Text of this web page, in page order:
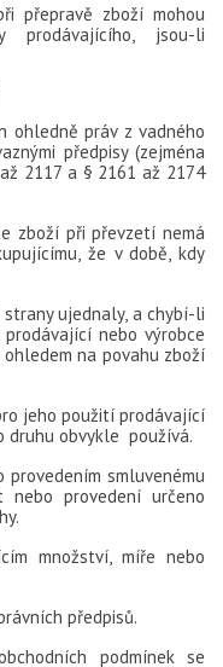
přepravě zboží mohou
prodávajícího, jsou-li
ohledně práv z vadného
předpisy (zejména
2117 a § 2161 až 2174
zboží při převzetí nemá
že v době, kdy
ujednaly, a chybí-li
nebo výrobce
na povahu zboží
jeho použití prodávající
druhu obvykle používá.
smluvenému
provedení určeno
množství, míře nebo
předpisů.
podmínek se